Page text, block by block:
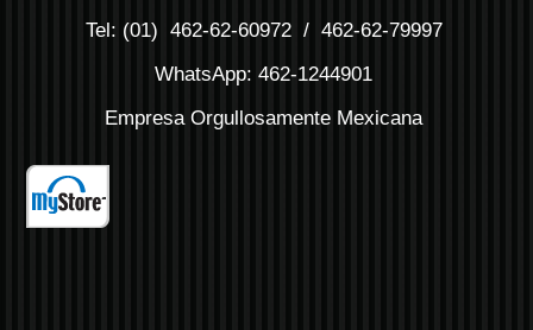
Tel: (01) 462-62-60972 / 462-62-79997
WhatsApp: 462-1244901
Empresa Orgullosamente Mexicana